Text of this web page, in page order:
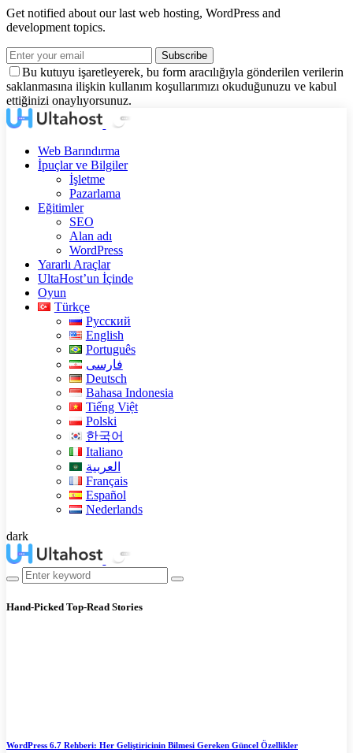
Get notified about our last web hosting, WordPress and
development topics.
Subscribe
Bu kutuyu işaretleyerek, bu form aracılığıyla gönderilen verilerin
saklanmasına ilişkin kullanım koşullarımızı okuduğunuzu ve kabul
ettiğinizi onaylıyorsunuz.
Web Barındırma
İpuçlar ve Bilgiler
İşletme
Pazarlama
Eğitimler
SEO
Alan adı
WordPress
Yararlı Araçlar
UltaHost’un İçinde
Oyun
Türkçe
Русский
English
Português
فارسی
Deutsch
Bahasa Indonesia
Tiếng Việt
Polski
한국어
Italiano
العربية
Français
Español
Nederlands
dark
Hand-Picked Top-Read Stories
WordPress 6.7 Rehberi: Her Geliştiricinin Bilmesi Gereken Güncel Özellikler